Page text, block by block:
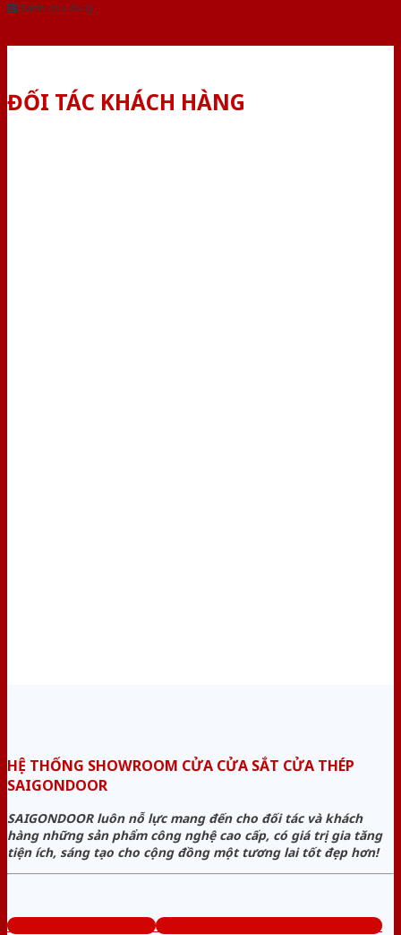
Dành cho đại lý
ĐỐI TÁC KHÁCH HÀNG
HỆ THỐNG SHOWROOM CỬA CỬA SẮT CỬA THÉP
SAIGONDOOR
SAIGONDOOR luôn nỗ lực mang đến cho đối tác và khách
hàng những sản phẩm công nghệ cao cấp, có giá trị gia tăng
tiện ích, sáng tạo cho cộng đồng một tương lai tốt đẹp hơn!
www.cuasatcuathep.com Tổng đài tư vấn miễn phí: 0824.400.400